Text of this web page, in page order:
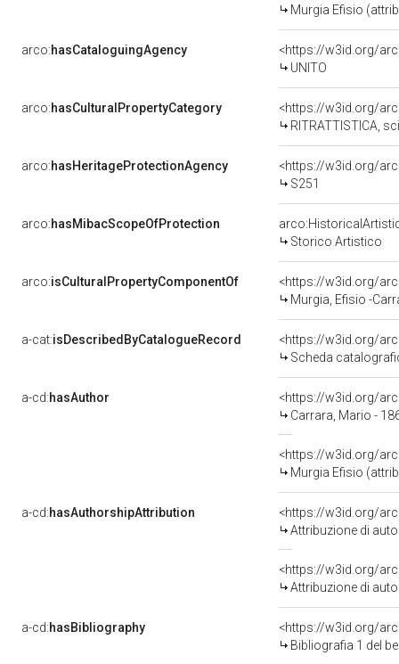
Murgia Efisio
arco:hasCataloguingAgency
<https://w3id.org/
UNITO
arco:hasCulturalPropertyCategory
<https://w3id.org/
RITRATTISTICA,
arco:hasHeritageProtectionAgency
<https://w3id.org/
S251
arco:hasMibacScopeOfProtection
Storico Artistico
arco:isCulturalPropertyComponentOf
<https://w3id.org/
Murgia, Efisio -Carrara, Mario -
a-cat:isDescribedByCatalogueRecord
<https://w3id.org/
Scheda
a-cd:hasAuthor
<https://w3id.org/
Carrara, Mario -
<https://w3id.org/
Murgia Efisio
a-cd:hasAuthorshipAttribution
<https://w3id.org/
Attribuzione di
<https://w3id.org/
Attribuzione di
a-cd:hasBibliography
<https://w3id.org/
Bibliografia 1 del